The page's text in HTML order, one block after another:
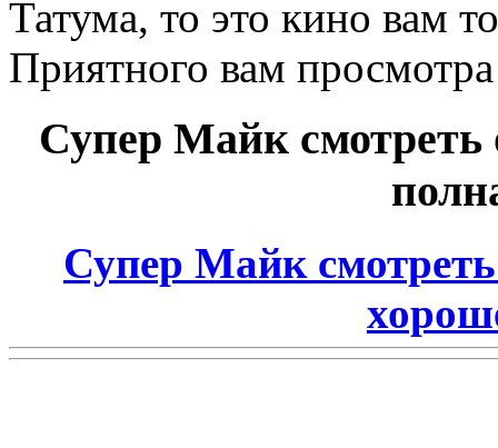
Татума, то это кино вам
Приятного вам
Супер Майк смотреть
Супер Майк